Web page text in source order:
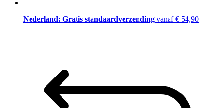
Nederland: Gratis standaardverzending vanaf € 54,90